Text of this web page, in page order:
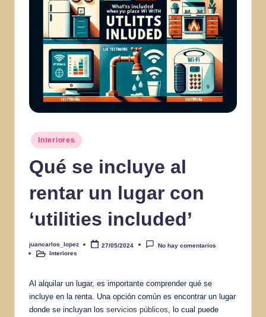
Publicado
en
Interiores
Qué se incluye al
rentar un lugar con
‘utilities included’
Publicado
por
juancarlos_lopez 27/05/2024
No hay comentarios
PublicadoInteriores
Al alquilar un lugar, es importante comprender qué se
incluye en la renta. Una opción común es encontrar un lugar
donde se incluyan los servicios públicos , lo cual puede